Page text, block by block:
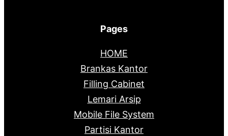
Pages
HOME
Brankas Kantor
Filling Cabinet
Lemari Arsip
Mobile File System
Partisi Kantor